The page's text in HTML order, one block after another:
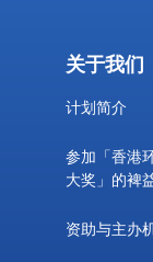
关于我们
计划简介
参加「香港
大奖」的裨
资助与主办